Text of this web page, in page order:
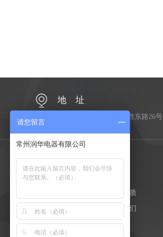
地 址
江苏省常州市金坛区金胜东路26号
公司简介
荣誉资质
在线留言 联系我们
请您留言
常州润华电器有限公司